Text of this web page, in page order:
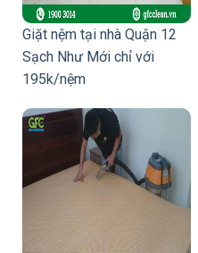
Giặt nệm tại nhà Quận 12
Sạch Như Mới chỉ với
195k/nệm